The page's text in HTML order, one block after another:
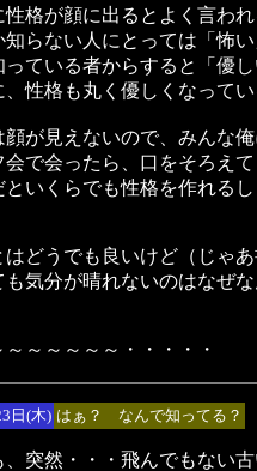
性格が顔に出るとよく言わ
知らない人にとっては「怖
っている者からすると「優
、性格も丸く優しくなって
顔が見えないので、みんな
会で会ったら、口をそろえ
といくらでも性格を作れる
はどうでも良いけど（じゃ
も気分が晴れないのはなぜ
～～～～～・・・・・
日(木) はぁ？ なんで知ってる？
、突然・・・飛んでもない